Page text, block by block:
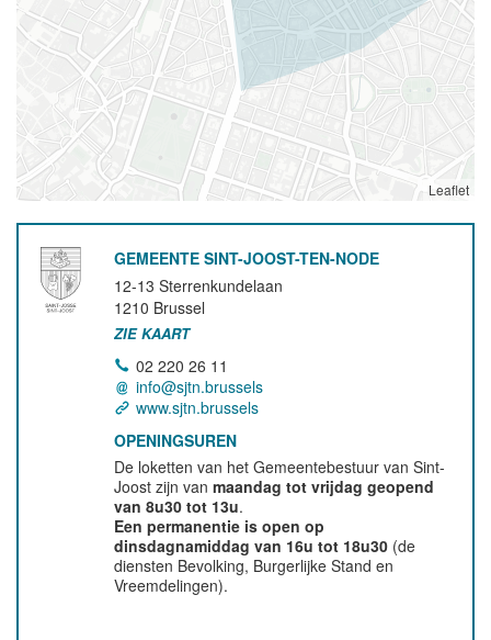
Leaflet
GEMEENTE SINT-JOOST-TEN-NODE
12-13 Sterrenkundelaan
1210 Brussel
ZIE KAART
02 220 26 11
info@sjtn.brussels
www.sjtn.brussels
OPENINGSUREN
De loketten van het Gemeentebestuur van Sint-
Joost zijn vanmaandag tot vrijdag geopend
van 8u30 tot 13u.
Een permanentie is open op
dinsdagnamiddag van 16u tot 18u30 (de
diensten Bevolking, Burgerlijke Stand en
Vreemdelingen).